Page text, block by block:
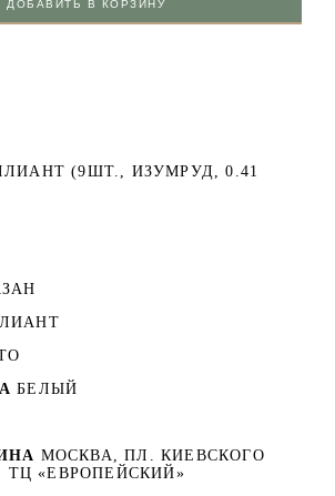
ДОБАВИТЬ В КОРЗИНУ
(9ШТ., ИЗУМРУД, 0.41
БЕЛЫЙ
МОСКВА, ПЛ. КИЕВСКОГО
ТЦ «ЕВРОПЕЙСКИЙ»